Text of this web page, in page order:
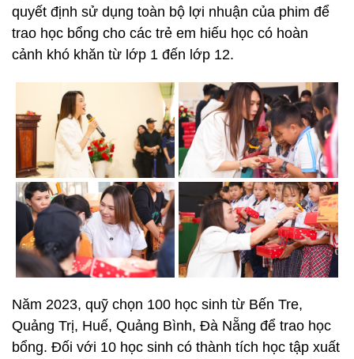
quyết định sử dụng toàn bộ lợi nhuận của phim để
trao học bổng cho các trẻ em hiếu học có hoàn
cảnh khó khăn từ lớp 1 đến lớp 12.
Năm 2023, quỹ chọn 100 học sinh từ Bến Tre,
Quảng Trị, Huế, Quảng Bình, Đà Nẵng để trao học
bổng. Đối với 10 học sinh có thành tích học tập xuất